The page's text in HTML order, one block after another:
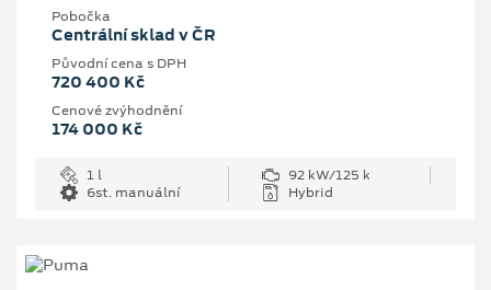
Pobočka
Centrální sklad v ČR
Původní cena s DPH
720 400 Kč
Cenové zvýhodnění
174 000 Kč
1 l
92 kW/125 k
6st. manuální
Hybrid